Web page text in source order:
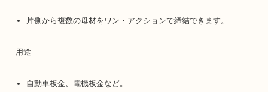
片側から複数の母材をワン・アクションで締結できます。
用途
自動車板金、電機板金など。